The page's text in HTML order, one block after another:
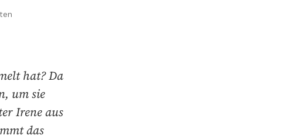
hat? Da
um sie
Irene aus
das